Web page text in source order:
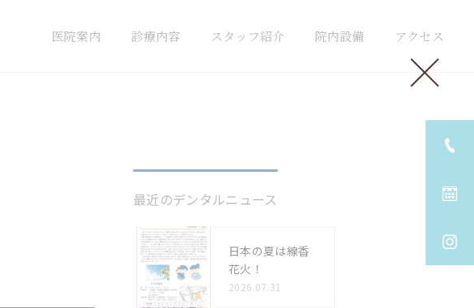
医院案内 診療内容 スタッフ紹介 院内設備 アクセス
最近のデンタルニュース
日本の夏は線香
花火！
2026.07.31